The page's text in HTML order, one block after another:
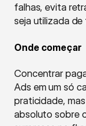
falhas, evita
seja utilizada
Onde começar
Concentrar
Ads em um só
praticidade,
absoluto sobre